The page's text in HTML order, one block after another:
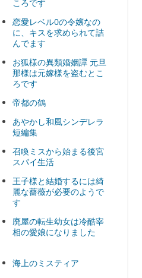
ころです
恋愛レベル0の令嬢なの
に、キスを求められて詰
んでます
お狐様の異類婚姻譚 元旦
那様は元嫁様を盗むとこ
ろです
帝都の鶴
あやかし和風シンデレラ
短編集
召喚ミスから始まる後宮
スパイ生活
王子様と結婚するには綺
麗な薔薇が必要のようで
す
廃屋の転生幼女は冷酷宰
相の愛娘になりました
海上のミスティア